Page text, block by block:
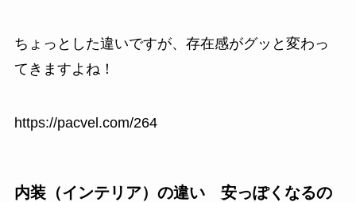
ちょっとした違いですが、存在感がグッと変わっ
てきますよね！
https://pacvel.com/264
内装（インテリア）の違い 安っぽくなるの